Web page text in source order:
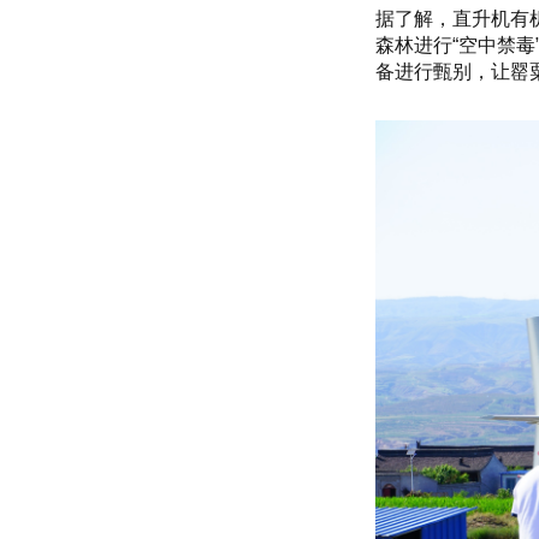
据了解，直升机有
森林进行“空中禁
备进行甄别，让罂